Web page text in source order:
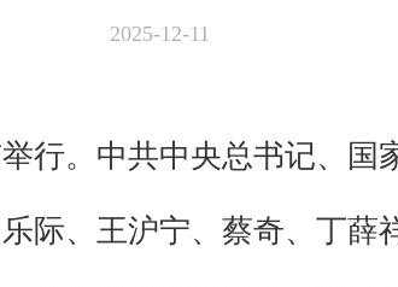
2025-12-11
行。中共中央总书记、
际、王沪宁、蔡奇、丁薛